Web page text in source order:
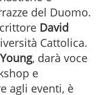
del Duomo.
David
Cattolica.
, darà voce
e
agli eventi, è